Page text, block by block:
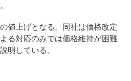
値上げとなる。同社は価格改定
る対応のみでは価格維持が困難
明している。